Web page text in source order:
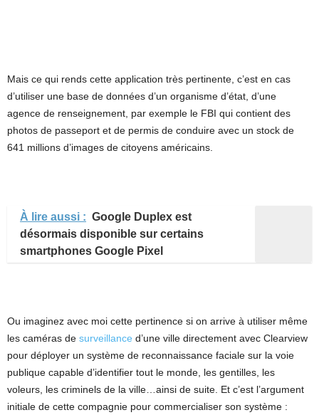
Mais ce qui rends cette application très pertinente, c’est en cas
d’utiliser une base de données d’un organisme d’état, d’une
agence de renseignement, par exemple le FBI qui contient des
photos de passeport et de permis de conduire avec un stock de
641 millions d’images de citoyens américains.
À lire aussi : Google Duplex est
désormais disponible sur certains
smartphones Google Pixel
Ou imaginez avec moi cette pertinence si on arrive à utiliser même
les caméras de surveillance d’une ville directement avec Clearview
pour déployer un système de reconnaissance faciale sur la voie
publique capable d’identifier tout le monde, les gentilles, les
voleurs, les criminels de la ville…ainsi de suite. Et c’est l’argument
initiale de cette compagnie pour commercialiser son système :